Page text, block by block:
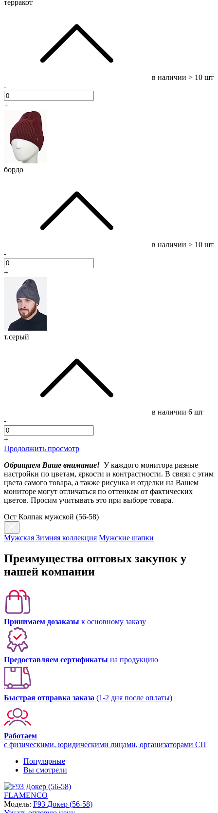
терракот
в наличии > 10 шт
-
+
бордо
в наличии > 10 шт
-
+
т.серый
в наличии 6 шт
-
+
Продолжить просмотр
Обращаем Ваше внимание! У каждого монитора разные
настройки по цветам, яркости и контрастности. В связи с этим
цвета самого товара, а также рисунка и отделки на Вашем
мониторе могут отличаться по оттенкам от фактических
цветов. Просим учитывать это при выборе товара.
Ост Колпак мужской (56-58)
Мужская Зимняя коллекция Мужские шапки
Преимущества оптовых закупок у
нашей компании
Принимаем дозаказы к основному заказу
Предоставляем сертификаты на продукцию
Быстрая отправка заказа (1-2 дня после оплаты)
Работаем
с физическими, юридическими лицами, организаторами СП
Популярные
Вы смотрели
FLAMENCO
Модель: F93 Докер (56-58)